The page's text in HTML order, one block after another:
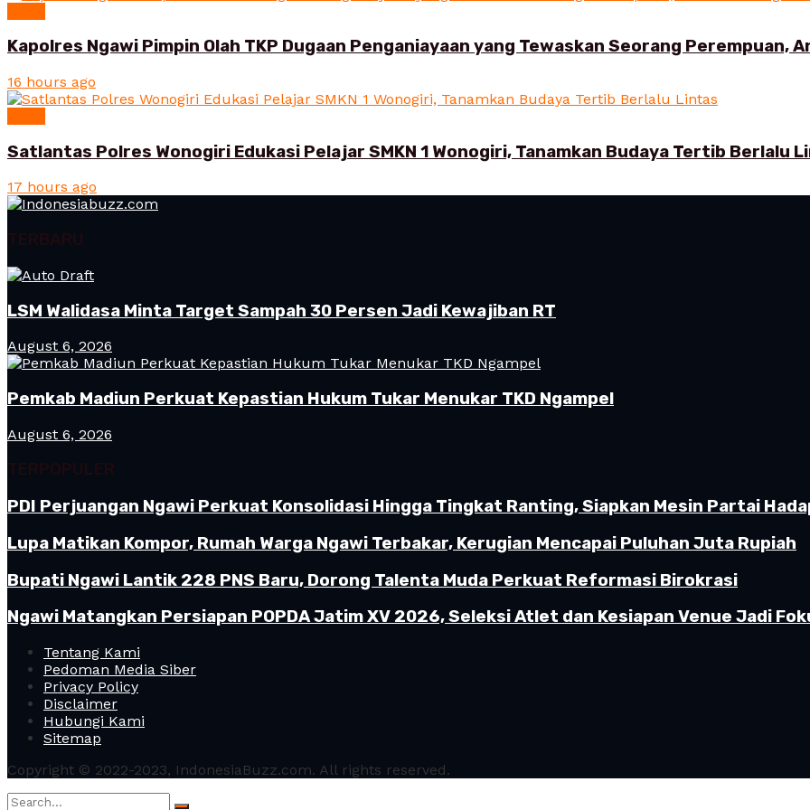
Kapolres Ngawi Pimpin Olah TKP Dugaan Penganiayaan yang Tewaskan Seorang Perempuan,
16 hours ago
Satlantas Polres Wonogiri Edukasi Pelajar SMKN 1 Wonogiri, Tanamkan Budaya Tertib Berlalu
17 hours ago
TERBARU
LSM Walidasa Minta Target Sampah 30 Persen Jadi Kewajiban RT
August 6, 2026
Pemkab Madiun Perkuat Kepastian Hukum Tukar Menukar TKD Ngampel
August 6, 2026
TERPOPULER
PDI Perjuangan Ngawi Perkuat Konsolidasi Hingga Tingkat Ranting, Siapkan Mesin Partai
Lupa Matikan Kompor, Rumah Warga Ngawi Terbakar, Kerugian Mencapai Puluhan Juta Rupiah
Bupati Ngawi Lantik 228 PNS Baru, Dorong Talenta Muda Perkuat Reformasi Birokrasi
Ngawi Matangkan Persiapan POPDA Jatim XV 2026, Seleksi Atlet dan Kesiapan Venue Jadi
Tentang Kami
Pedoman Media Siber
Privacy Policy
Disclaimer
Hubungi Kami
Sitemap
Copyright © 2022-2023, IndonesiaBuzz.com. All rights reserved.